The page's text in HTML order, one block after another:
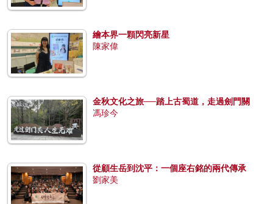
繪本界一顆閃亮新星
陳家偉
金秋文化之旅──踏上古蜀道，走過劍門關
馮珍今
從顧生岳到沈平：一個座右銘的兩代傳承
劉家美